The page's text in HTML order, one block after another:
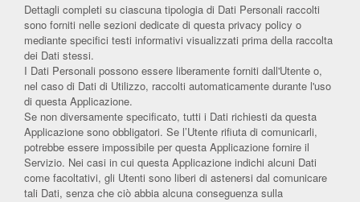
Dettagli completi su ciascuna tipologia di Dati Personali raccolti
sono forniti nelle sezioni dedicate di questa privacy policy o
mediante specifici testi informativi visualizzati prima della raccolta
dei Dati stessi.
I Dati Personali possono essere liberamente forniti dall'Utente o,
nel caso di Dati di Utilizzo, raccolti automaticamente durante l'uso
di questa Applicazione.
Se non diversamente specificato, tutti i Dati richiesti da questa
Applicazione sono obbligatori. Se l’Utente rifiuta di comunicarli,
potrebbe essere impossibile per questa Applicazione fornire il
Servizio. Nei casi in cui questa Applicazione indichi alcuni Dati
come facoltativi, gli Utenti sono liberi di astenersi dal comunicare
tali Dati, senza che ciò abbia alcuna conseguenza sulla